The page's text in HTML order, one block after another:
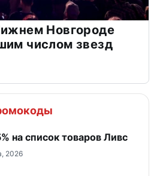
Новгороде
числом звезд
на список товаров Ливс
2026